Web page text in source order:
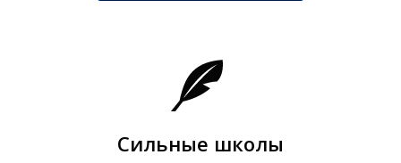
Сильные школы